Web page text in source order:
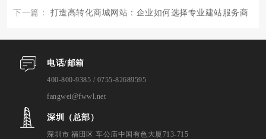
下一篇： 打造高转化商城网站：企业如何选择专业建站服务商
电话/邮箱
400-800-9385 / 0755-82689595
fangwei@fwwl.net
深圳（总部）
深圳市 福田区 车公庙中国有色大厦713-715